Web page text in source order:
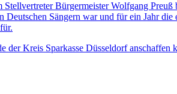
Bürgermeister Wolfgang Preuß
Sängern war und für ein Jahr
der Kreis Sparkasse Düsseldorf